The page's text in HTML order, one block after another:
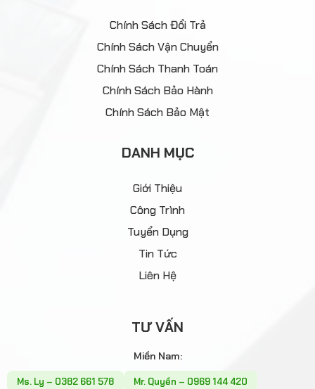
Chính Sách Đổi Trả
Chính Sách Vận Chuyển
Chính Sách Thanh Toán
Chính Sách Bảo Hành
Chính Sách Bảo Mật
DANH MỤC
Giới Thiệu
Công Trình
Tuyển Dụng
Tin Tức
Liên Hệ
TƯ VẤN
Miền Nam:
Ms. Ly – 0382 661 578
Mr. Quyền – 0969 144 420